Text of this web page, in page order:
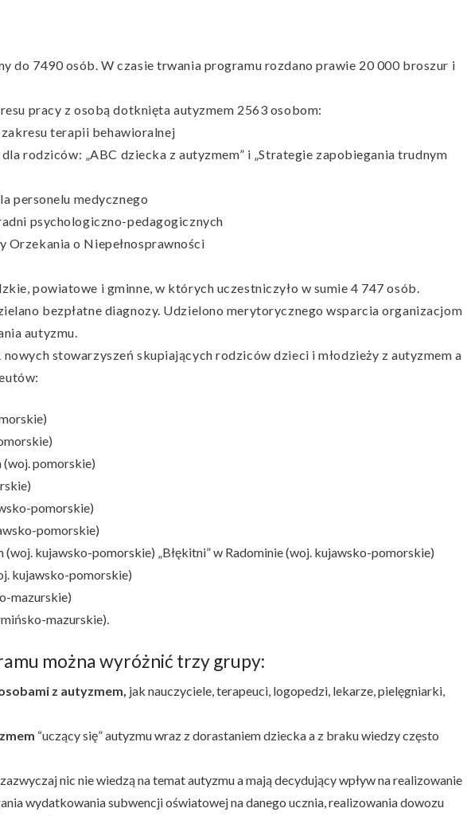
do 7490 osób. W czasie trwania programu rozdano prawie 20 000 broszur i
pracy z osobą dotknięta autyzmem 2563 osobom:
terapii behawioralnej
rodziców: „ABC dziecka z autyzmem” i „Strategie zapobiegania trudnym
personelu medycznego
psychologiczno-pedagogicznych
Orzekania o Niepełnosprawności
powiatowe i gminne, w których uczestniczyło w sumie 4 747 osób.
bezpłatne diagnozy. Udzielono merytorycznego wsparcia organizacjom
autyzmu.
stowarzyszeń skupiających rodziców dzieci i młodzieży z autyzmem a
(woj. pomorskie)
pomorskie)
pomorskie)
(woj. kujawsko-pomorskie) „Błękitni” w Radominie (woj. kujawsko-pomorskie)
kujawsko-pomorskie)
mazurskie)
mazurskie).
można wyróżnić trzy grupy:
z autyzmem, jak nauczyciele, terapeuci, logopedzi, lekarze, pielęgniarki,
“uczący się” autyzmu wraz z dorastaniem dziecka a z braku wiedzy często
nic nie wiedzą na temat autyzmu a mają decydujący wpływ na realizowanie
wydatkowania subwencji oświatowej na danego ucznia, realizowania dowozu